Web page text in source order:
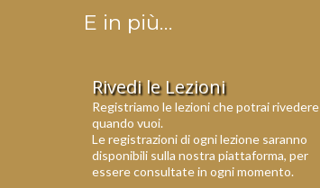
E in più…
Rivedi le Lezioni
Registriamo le lezioni che potrai rivedere
quando vuoi.
Le registrazioni di ogni lezione saranno
disponibili sulla nostra piattaforma, per
essere consultate in ogni momento.